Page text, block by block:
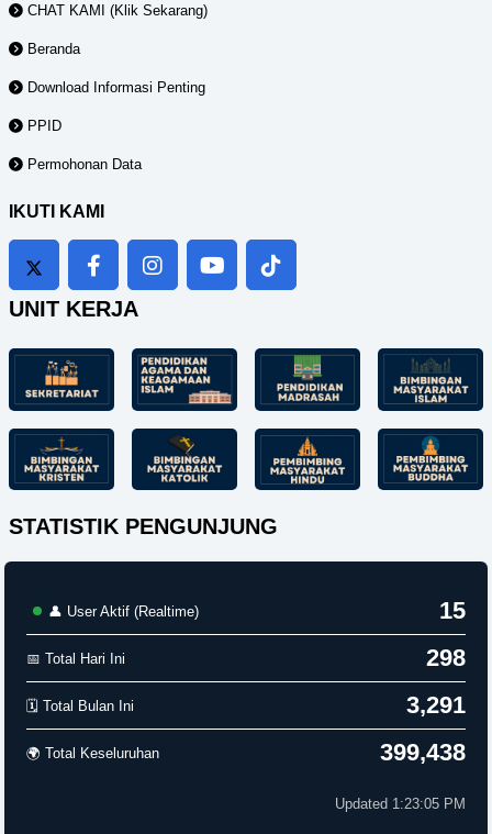
CHAT KAMI (Klik Sekarang)
Beranda
Download Informasi Penting
PPID
Permohonan Data
IKUTI KAMI
UNIT KERJA
STATISTIK PENGUNJUNG
👤 User Aktif (Realtime) 15
📅 Total Hari Ini 298
🗓️ Total Bulan Ini 3,291
🌍 Total Keseluruhan 399,438
Updated 1:23:05 PM